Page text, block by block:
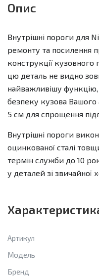
Опис
Внутрішні пороги для
ремонту та посилення
конструкції
цю деталь не видно
найважливішу функцію,
безпеку кузова
5 см для спрощення
Внутрішні пороги
оцинкованої сталі
термін служби до 10
у деталей зі звичайної
Артикул
Модель
Бренд